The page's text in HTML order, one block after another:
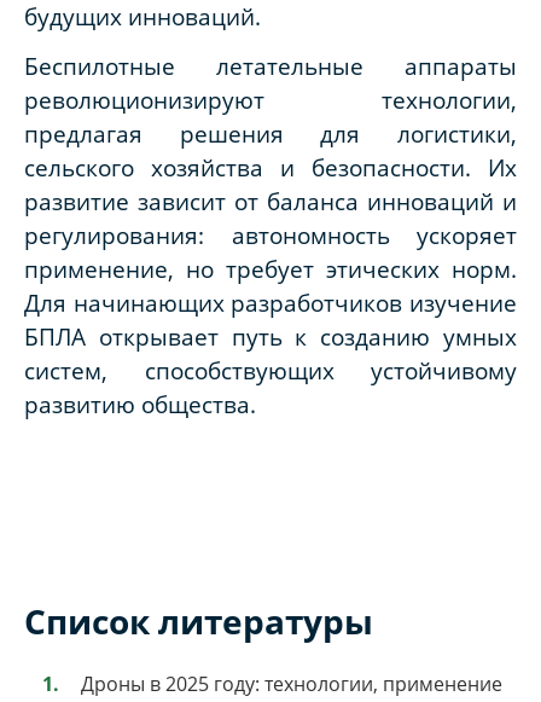
будущих инноваций.
Беспилотные летательные аппараты
революционизируют технологии,
предлагая решения для логистики,
сельского хозяйства и безопасности. Их
развитие зависит от баланса инноваций и
регулирования: автономность ускоряет
применение, но требует этических норм.
Для начинающих разработчиков изучение
БПЛА открывает путь к созданию умных
систем, способствующих устойчивому
развитию общества.
Список литературы
Дроны в 2025 году: технологии, применение